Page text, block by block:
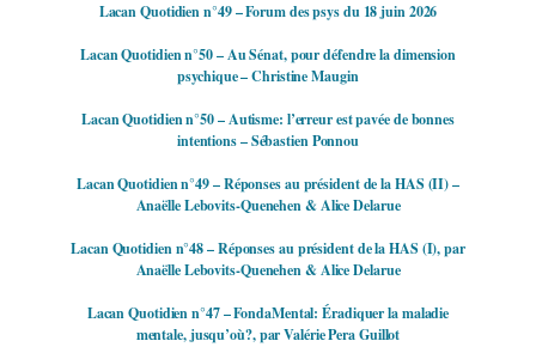
Lacan Quotidien n°49 – Forum des psys du 18 juin 2026
Lacan Quotidien n°50 – Au Sénat, pour défendre la dimension
psychique – Christine Maugin
Lacan Quotidien n°50 – Autisme: l’erreur est pavée de bonnes
intentions – Sébastien Ponnou
Lacan Quotidien n°49 – Réponses au président de la HAS (II) –
Anaëlle Lebovits-Quenehen & Alice Delarue
Lacan Quotidien n°48 – Réponses au président de la HAS (I), par
Anaëlle Lebovits-Quenehen & Alice Delarue
Lacan Quotidien n°47 – FondaMental: Éradiquer la maladie
mentale, jusqu’où?, par Valérie Pera Guillot